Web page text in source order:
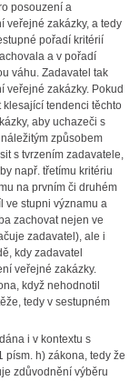
posouzení a
veřejné zakázky, a tedy
pořadí kritérií
a v pořadí
váhu. Zadavatel tak
veřejné zakázky. Pokud
tendenci těchto
aby uchazeči s
způsobem
s tvrzením zadavatele,
např. třetímu kritériu
na prvním či druhém
ve stupni významu a
zachovat nejen ve
zadavatel), ale i
kdy zadavatel
veřejné zakázky.
když nehodnotil
tedy v sestupném
i v kontextu s
písm. h) zákona, tedy že
zdůvodnění výběru